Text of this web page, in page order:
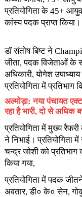
प्रतियोगिता के 45+
कांस्य पदक प्राप्त किया।
डॉ संतोष बिष्ट ने
जीता, पदक विजेताओं के
अधिकारी, योगेश
प्रतियोगिता में प्रतिभाग
अल्मोड़ा: नया पंचायत
रहा है भारी, दो से अधिक
प्रतियोगिता में मुख्य
ने निभाई। प्रतियोगिता
चन्द्र जोशी को प्रतिभाग
किया गया,
प्रतियोगिता में पदक
अवतार, डी० के० सेन,